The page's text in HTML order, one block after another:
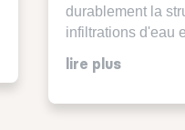
durablement la
infiltrations d'eau
lire plus